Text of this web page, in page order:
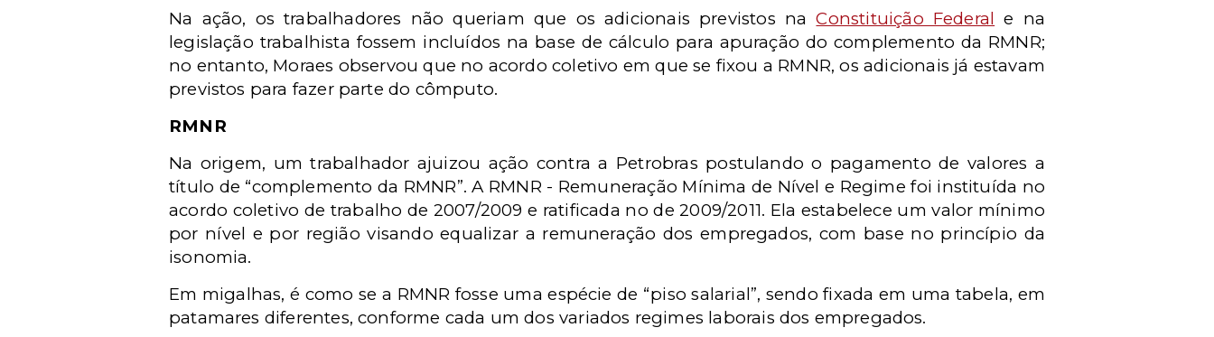
Na ação, os trabalhadores não queriam que osadicionais previstos naConstituição Federal e na
legislação trabalhista fossem incluídos na base de cálculo para apuração do complemento da RMNR;
no entanto, Moraes observou que no acordo coletivo em que se fixou a RMNR, os adicionais já estavam
previstos para fazer parte do cômputo.
RMNR
Na origem, um trabalhador ajuizou ação contra a Petrobras postulando o pagamento de valores a
título de “complemento da RMNR”. A RMNR - Remuneração Mínima de Nível e Regime foi instituída no
acordo coletivo de trabalho de 2007/2009 e ratificada no de 2009/2011. Ela estabelece um valor mínimo
por nível e por região visando equalizar a remuneração dos empregados, com base no princípio da
isonomia.
Em migalhas, é como se a RMNR fosse uma espécie de “piso salarial”, sendo fixada em uma tabela, em
patamares diferentes, conforme cada um dos variados regimes laborais dos empregados.